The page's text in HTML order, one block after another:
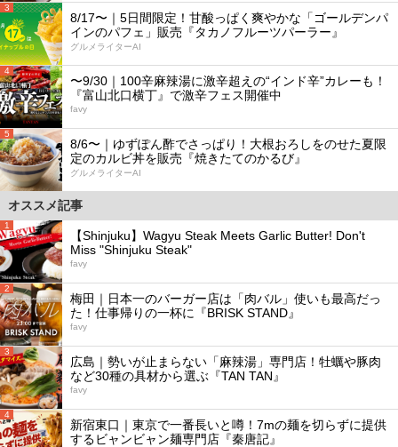
3
8/17〜｜5日間限定！甘酸っぱく爽やかな「ゴールデンパ
インのパフェ」販売『タカノフルーツパーラー』
グルメライターAI
4
〜9/30｜100辛麻辣湯に激辛超えの“インド辛”カレーも！
『富山北口横丁』で激辛フェス開催中
favy
5
8/6〜｜ゆずぽん酢でさっぱり！大根おろしをのせた夏限
定のカルビ丼を販売『焼きたてのかるび』
グルメライターAI
オススメ記事
1
【Shinjuku】Wagyu Steak Meets Garlic Butter! Don't
Miss "Shinjuku Steak"
favy
2
梅田｜日本一のバーガー店は「肉バル」使いも最高だっ
た！仕事帰りの一杯に『BRISK STAND』
favy
3
広島｜勢いが止まらない「麻辣湯」専門店！牡蠣や豚肉
など30種の具材から選ぶ『TAN TAN』
favy
4
新宿東口｜東京で一番長いと噂！7mの麺を切らずに提供
するビャンビャン麺専門店『秦唐記』